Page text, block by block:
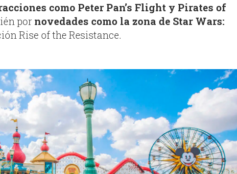
como Peter Pan’s Flight y Pirates of
por novedades como la zona de Star Wars:
Rise of the Resistance.